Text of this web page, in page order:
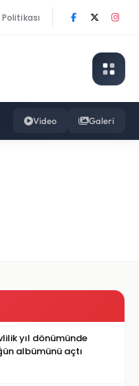
Video Galeri
yıl dönümünde
albümünü açtı